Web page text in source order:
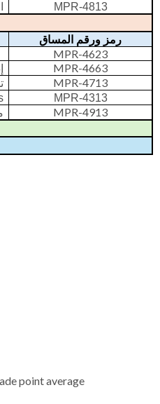
MPR-4813
رمز ورقم المساق
MPR-4623
MPR-4663
MPR-4713
MPR-4313
MPR-4913
point average